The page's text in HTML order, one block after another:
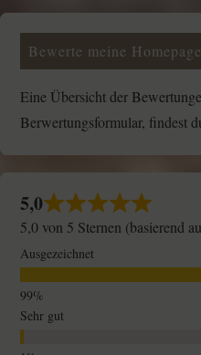
Bewerte meine Homepage
Eine Übersicht der
Berwertungsformular, findest
5,0
5,0 von 5 Sternen (basierend
Ausgezeichnet
Sehr gut